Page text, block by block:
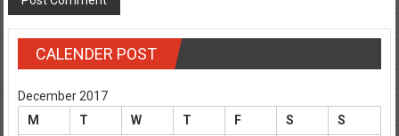
CALENDER POST
December 2017
M
T W T F S
S